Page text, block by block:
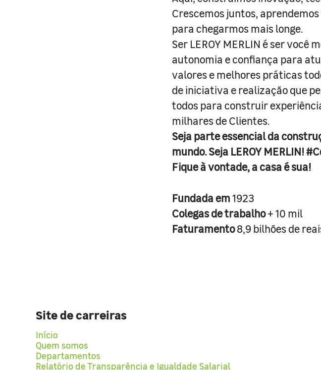
Crescemos juntos,
para chegarmos mais longe.
Ser LEROY MERLIN é ser você
autonomia e confiança para
valores e melhores práticas
de iniciativa e realização que
todos para construir
milhares de Clientes.
Seja parte essencial da
mundo. Seja LEROY MERLIN!
Fique à vontade, a casa é sua!
Fundada em1923
Colegas de trabalho+ 10 mil
Faturamento8,9 bilhões de
Site de carreiras
Início
Quem somos
Departamentos
Relatório de Transparência e Igualdade Salarial